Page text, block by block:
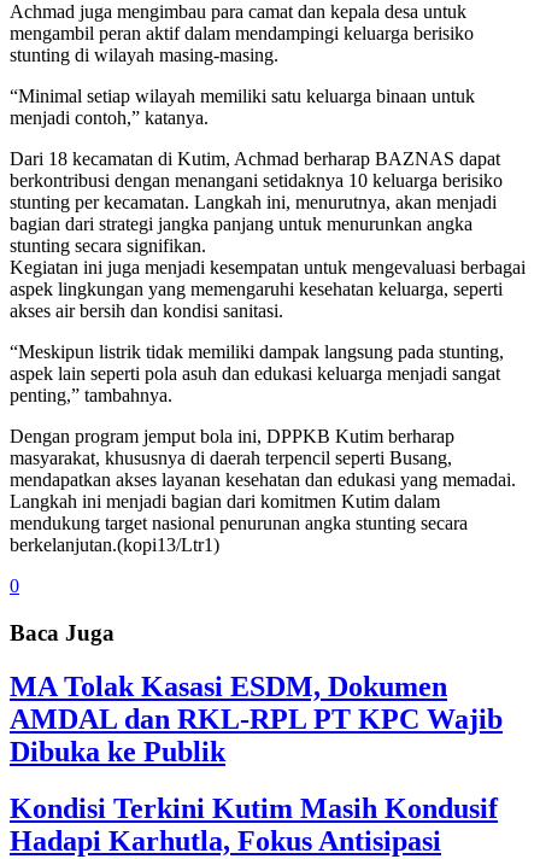
Achmad juga mengimbau para camat dan kepala desa untuk
mengambil peran aktif dalam mendampingi keluarga berisiko
stunting di wilayah masing-masing.
“Minimal setiap wilayah memiliki satu keluarga binaan untuk
menjadi contoh,” katanya.
Dari 18 kecamatan di Kutim, Achmad berharap BAZNAS dapat
berkontribusi dengan menangani setidaknya 10 keluarga berisiko
stunting per kecamatan. Langkah ini, menurutnya, akan menjadi
bagian dari strategi jangka panjang untuk menurunkan angka
stunting secara signifikan.
Kegiatan ini juga menjadi kesempatan untuk mengevaluasi berbagai
aspek lingkungan yang memengaruhi kesehatan keluarga, seperti
akses air bersih dan kondisi sanitasi.
“Meskipun listrik tidak memiliki dampak langsung pada stunting,
aspek lain seperti pola asuh dan edukasi keluarga menjadi sangat
penting,” tambahnya.
Dengan program jemput bola ini, DPPKB Kutim berharap
masyarakat, khususnya di daerah terpencil seperti Busang,
mendapatkan akses layanan kesehatan dan edukasi yang memadai.
Langkah ini menjadi bagian dari komitmen Kutim dalam
mendukung target nasional penurunan angka stunting secara
berkelanjutan.(kopi13/Ltr1)
0
Baca Juga
MA Tolak Kasasi ESDM, Dokumen
AMDAL dan RKL-RPL PT KPC Wajib
Dibuka ke Publik
Kondisi Terkini Kutim Masih Kondusif
Hadapi Karhutla, Fokus Antisipasi